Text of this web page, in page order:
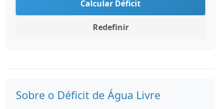
Calcular Déficit
Redefinir
Sobre o Déficit de Água Livre